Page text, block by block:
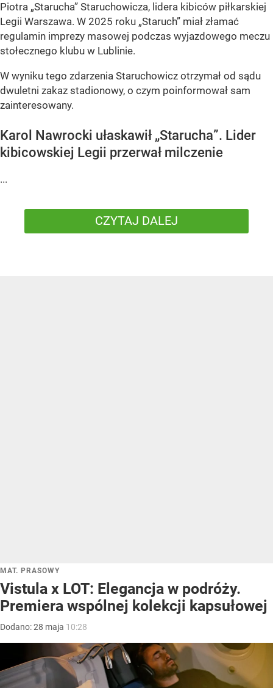
Piotra „Starucha” Staruchowicza, lidera kibiców piłkarskiej
Legii Warszawa. W 2025 roku „Staruch” miał złamać
regulamin imprezy masowej podczas wyjazdowego meczu
stołecznego klubu w Lublinie.
W wyniku tego zdarzenia Staruchowicz otrzymał od sądu
dwuletni zakaz stadionowy, o czym poinformował sam
zainteresowany.
Karol Nawrocki ułaskawił „Starucha”. Lider
kibicowskiej Legii przerwał milczenie
...
CZYTAJ DALEJ
MAT. PRASOWY
Vistula x LOT: Elegancja w podróży.
Premiera wspólnej kolekcji kapsułowej
Dodano:28 maja 10:28